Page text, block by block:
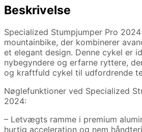
Beskrivelse
Specialized Stumpjumper Pro 2024
mountainbike, der kombinerer
et elegant design. Denne cykel er
nybegyndere og erfarne ryttere,
og kraftfuld cykel til udfordrende
Nøglefunktioner ved Specialized
2024:
– Letvægts ramme i premium
hurtig acceleration og nem